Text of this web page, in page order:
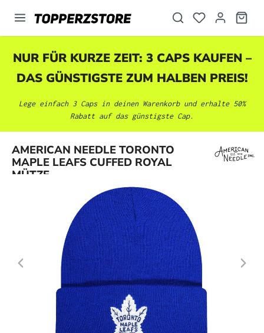
springen
NUR FÜR KURZE ZEIT: 3 CAPS KAUFEN –
DAS GÜNSTIGSTE ZUM HALBEN PREIS!
Lege einfach 3 Caps in deinen Warenkorb und erhalte 50%
Rabatt auf das günstigste Cap.
AMERICAN NEEDLE TORONTO
MAPLE LEAFS CUFFED ROYAL
MÜTZE
Bildergalerie überspringen